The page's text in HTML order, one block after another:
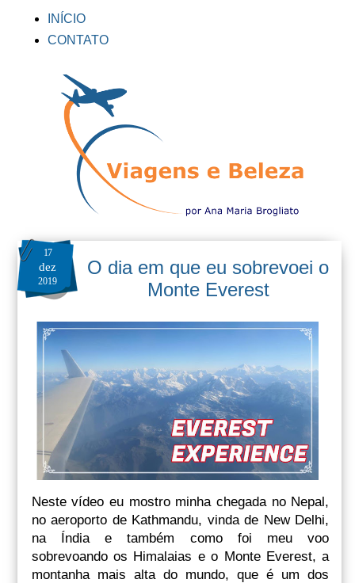
INÍCIO
CONTATO
17
dez
2019
O dia em que eu sobrevoei o
Monte Everest
Neste vídeo eu mostro minha chegada no Nepal,
no aeroporto de Kathmandu, vinda de New Delhi,
na Índia e também como foi meu voo
sobrevoando os Himalaias e o Monte Everest, a
montanha mais alta do mundo, que é um dos